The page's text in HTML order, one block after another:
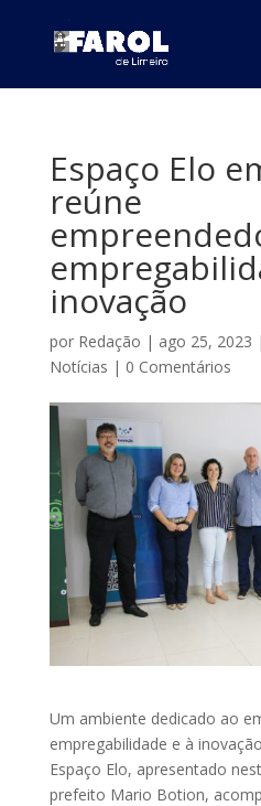
Espaço Elo
reúne
inovação
por Redação | ago 25, 2023 |
Notícias | 0 Comentários
Um ambiente dedicado ao
empregabilidade e à
Espaço Elo, apresentado
prefeito Mario Botion,